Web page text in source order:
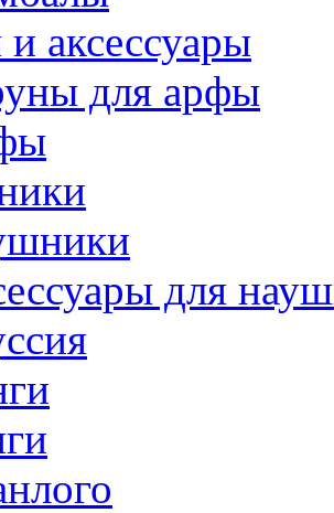
аксессуары
для арфы
для